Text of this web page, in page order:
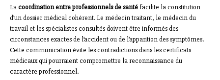
Lacoordination entre professionnels de santé facilite la constitution
d’un dossier médical cohérent. Le médecin traitant, le médecin du
travail et les spécialistes consultés doivent être informés des
circonstances exactes de l’accident ou de l’apparition des symptômes.
Cette communication évite les contradictions dans les certificats
médicaux qui pourraient compromettre la reconnaissance du
caractère professionnel.